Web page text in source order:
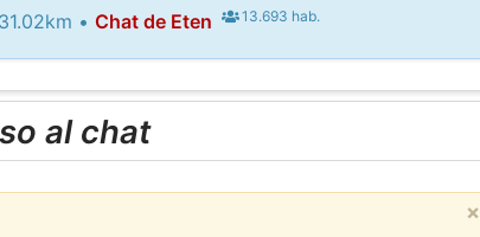
31.02km •Chat de Eten 13.693 hab.
al chat
×